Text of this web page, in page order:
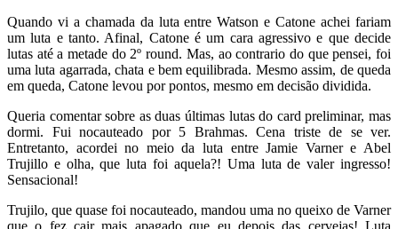
Quando vi a chamada da luta entre Watson e Catone achei fariam
um luta e tanto. Afinal, Catone é um cara agressivo e que decide
lutas até a metade do 2º round. Mas, ao contrario do que pensei, foi
uma luta agarrada, chata e bem equilibrada. Mesmo assim, de queda
em queda, Catone levou por pontos, mesmo em decisão dividida.
Queria comentar sobre as duas últimas lutas do card preliminar, mas
dormi. Fui nocauteado por 5 Brahmas. Cena triste de se ver.
Entretanto, acordei no meio da luta entre Jamie Varner e Abel
Trujillo e olha, que luta foi aquela?! Uma luta de valer ingresso!
Sensacional!
Trujilo, que quase foi nocauteado, mandou uma no queixo de Varner
que o fez cair mais apagado que eu depois das cervejas! Luta